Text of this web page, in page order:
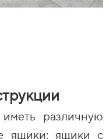
различную
ящики; ящики с